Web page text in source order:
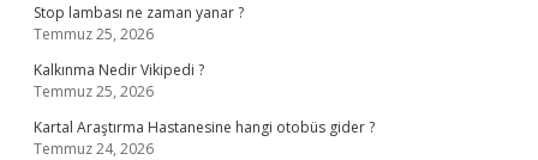
Stop lambası ne zaman yanar ?
Temmuz 25, 2026
Kalkınma Nedir Vikipedi ?
Temmuz 25, 2026
Kartal Araştırma Hastanesine hangi otobüs gider ?
Temmuz 24, 2026